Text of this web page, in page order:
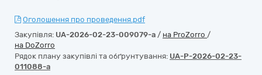
Оголошення про проведення.pdf
Закупівля: UA-2026-02-23-009079-a / на ProZorro /
на DoZorro
Рядок плану закупівлі та обґрунтування: UA-P-2026-02-23-
011088-a